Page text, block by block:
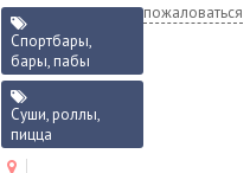
Спортбары,
бары, пабы
Суши, роллы,
пицца
пожаловаться